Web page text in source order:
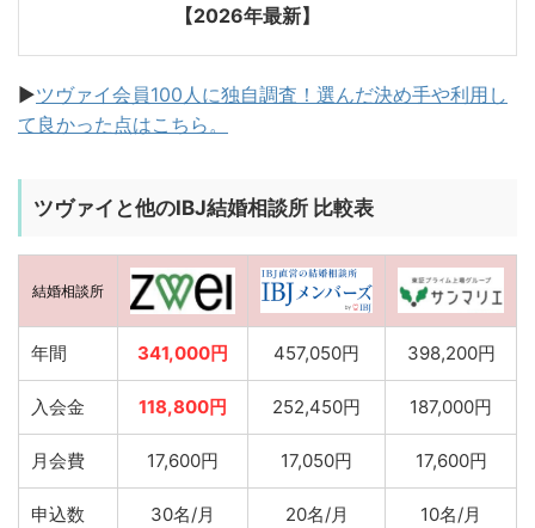
【2026年最新】
▶︎ツヴァイ会員100人に独自調査！選んだ決め手や利用し
て良かった点はこちら。
ツヴァイと他のIBJ結婚相談所 比較表
結婚相談所
年間 341,000円 457,050円 398,200円
入会金 118,800円 252,450円 187,000円
月会費 17,600円 17,050円 17,600円
申込数 30名/月 20名/月 10名/月